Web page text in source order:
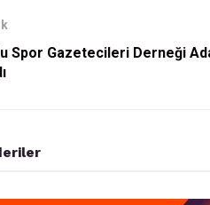
Spor Gazetecileri Derneği